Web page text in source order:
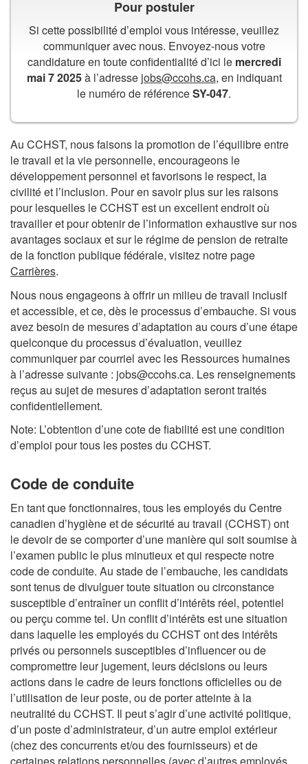
Pour postuler
Si cette possibilité d’emploi vous intéresse, veuillez
communiquer avec nous. Envoyez-nous votre
candidature en toute confidentialité d’ici le mercredi
mai 7 2025à l’adresse jobs@ccohs.ca, en indiquant
le numéro de référenceSY-047.
Des
remarques
:
Au CCHST, nous faisons la promotion de l’équilibre entre
le travail et la vie personnelle, encourageons le
développement personnel et favorisons le respect, la
civilité et l’inclusion. Pour en savoir plus sur les raisons
pour lesquelles le CCHST est un excellent endroit où
travailler et pour obtenir de l’information exhaustive sur nos
avantages sociaux et sur le régime de pension de retraite
de la fonction publique fédérale, visitez notre page
Carrières.
Nous nous engageons à offrir un milieu de travail inclusif
et accessible, et ce, dès le processus d’embauche. Si vous
avez besoin de mesures d’adaptation au cours d’une étape
quelconque du processus d’évaluation, veuillez
communiquer par courriel avec les Ressources humaines
à l’adresse suivante : jobs@ccohs.ca. Les renseignements
reçus au sujet de mesures d’adaptation seront traités
confidentiellement.
Note: L’obtention d’une cote de fiabilité est une condition
d’emploi pour tous les postes du CCHST.
Code de conduite
En tant que fonctionnaires, tous les employés du Centre
canadien d’hygiène et de sécurité au travail (CCHST) ont
le devoir de se comporter d’une manière qui soit soumise à
l’examen public le plus minutieux et qui respecte notre
code de conduite. Au stade de l’embauche, les candidats
sont tenus de divulguer toute situation ou circonstance
susceptible d’entraîner un conflit d’intérêts réel, potentiel
ou perçu comme tel. Un conflit d’intérêts est une situation
dans laquelle les employés du CCHST ont des intérêts
privés ou personnels susceptibles d’influencer ou de
compromettre leur jugement, leurs décisions ou leurs
actions dans le cadre de leurs fonctions officielles ou de
l’utilisation de leur poste, ou de porter atteinte à la
neutralité du CCHST. Il peut s’agir d’une activité politique,
d’un poste d’administrateur, d’un autre emploi extérieur
(chez des concurrents et/ou des fournisseurs) et de
certaines relations personnelles (avec d’autres employés